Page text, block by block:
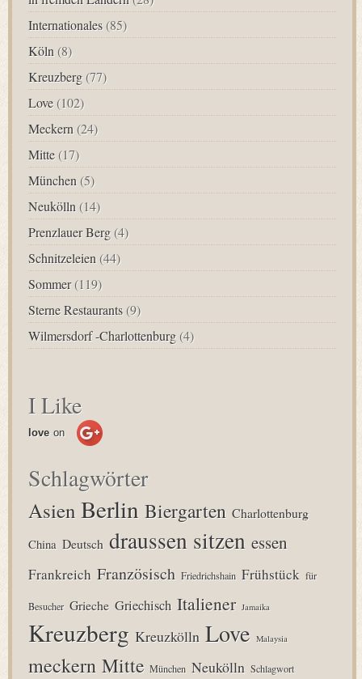
Internationales (85)
Köln (8)
Kreuzberg (77)
Love (102)
Meckern (24)
Mitte (17)
München (5)
Neukölln (14)
Prenzlauer Berg (4)
Schnitzeleien (44)
Sommer(119)
Sterne Restaurants (9)
Wilmersdorf -Charlottenburg (4)
I Like
love on
Schlagwörter
Asien Berlin Biergarten Charlottenburg
China Deutsch draussen sitzen essen
Frankreich Französisch Friedrichshain Frühstück für
Besucher Grieche Griechisch Italiener Jamaika
Kreuzberg Kreuzkölln Love Malaysia
meckern Mitte München Neukölln Schlagwort